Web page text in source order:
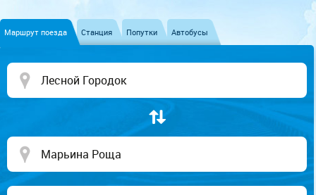
Маршрут поезда Станция Попутки Автобусы